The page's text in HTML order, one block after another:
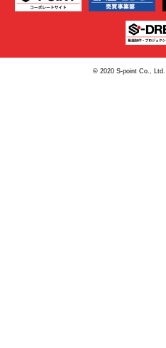
© 2020 S-point Co.,